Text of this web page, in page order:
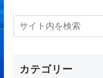
カテゴリー